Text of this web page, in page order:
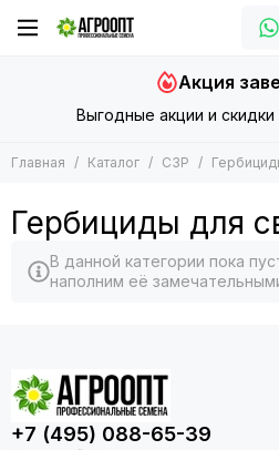
Выгодные акции и
Акция
Главная Каталог СЗР
Гербициды для
В данной категории пока
наполним её
+7 (495) 088-65-39